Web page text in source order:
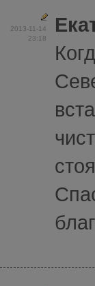
2013-11-14
23:18